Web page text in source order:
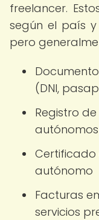
freelancer.
según el país
pero
(DNI,
Registro
autónomos
autónomo
Facturas
servicios